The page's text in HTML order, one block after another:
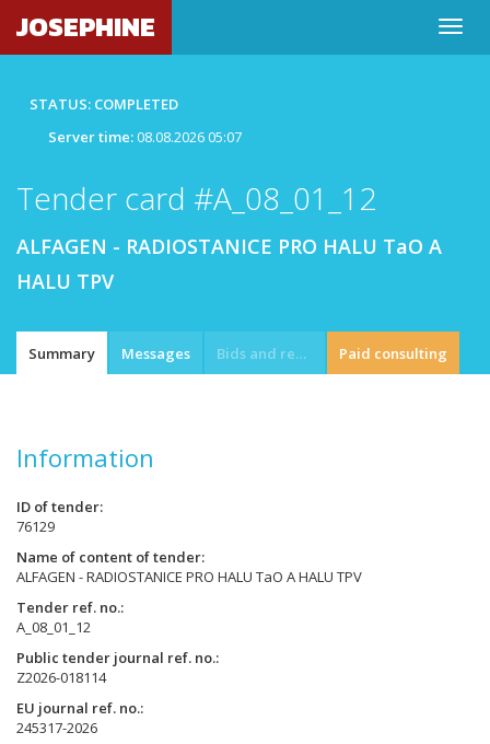
JOSEPHINE
STATUS: COMPLETED
Server time:08.08.2026 05:07
Tender card #A_08_01_12
ALFAGEN - RADIOSTANICE PRO HALU TaO A
HALU TPV
Summary Messages Bids and requests Paid consulting
Information
ID of tender
76129
Name of content of tender
ALFAGEN - RADIOSTANICE PRO HALU TaO A HALU TPV
Tender ref. no.
A_08_01_12
Public tender journal ref. no.
Z2026-018114
EU journal ref. no.
245317-2026